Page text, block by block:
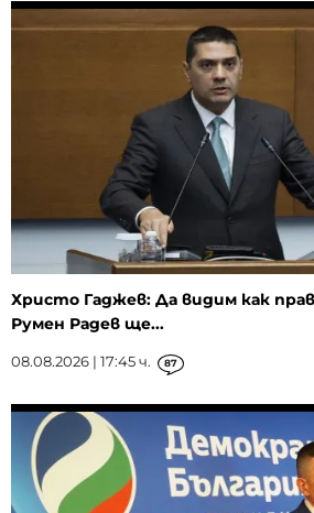
Христо Гаджев: Да видим как
Румен Радев ще...
08.08.2026 | 17:45 ч. 87